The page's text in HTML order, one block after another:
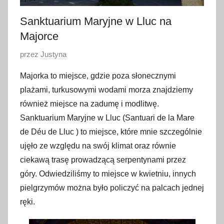
Sanktuarium Maryjne w Lluc na
Majorce
O
u
b
l
i
k
o
w
a
n
przez Justyna
Majorka to miejsce, gdzie poza słonecznymi
plażami, turkusowymi wodami morza znajdziemy
również miejsce na zadumę i modlitwę.
Sanktuarium Maryjne w Lluc (Santuari de la Mare
de Déu de Lluc ) to miejsce, które mnie szczególnie
ujęło ze względu na swój klimat oraz równie
ciekawą trasę prowadzącą serpentynami przez
góry. Odwiedziliśmy to miejsce w kwietniu, innych
pielgrzymów można było policzyć na palcach jednej
ręki.